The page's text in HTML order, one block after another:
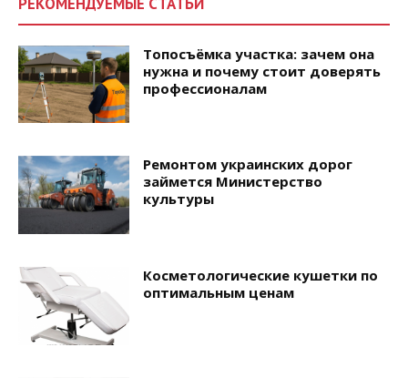
Топосъёмка участка: зачем она
нужна и почему стоит доверять
профессионалам
Ремонтом украинских дорог
займется Министерство
культуры
Косметологические кушетки по
оптимальным ценам